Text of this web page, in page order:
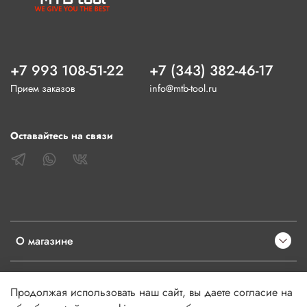
О магазине
+7 993 108-51-22
Прием заказов
+7 (343) 382-46-17
info@mtb-tool.ru
Оставайтесь на связи
Продолжая использовать наш сайт, вы даете согласие на